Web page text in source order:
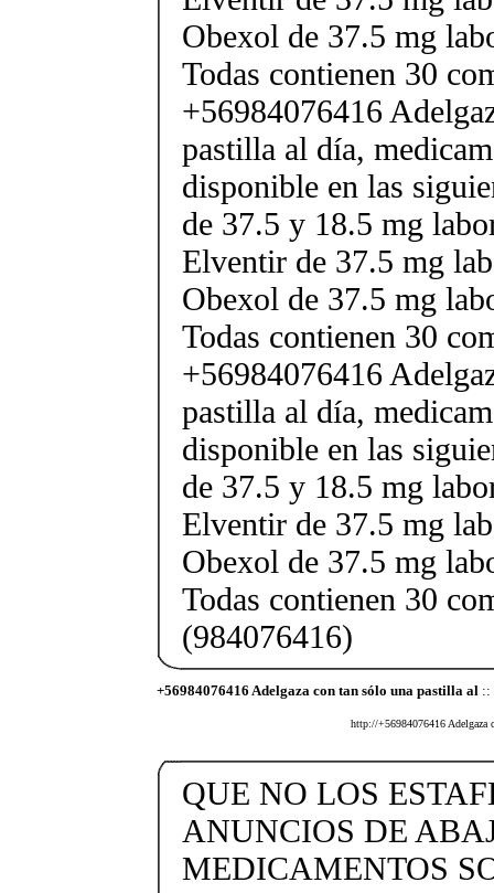
Obexol de 37.5 mg
Todas contienen 30
+56984076416
pastilla al día,
disponible en las
de 37.5 y 18.5 mg
Elventir de 37.5 mg
Obexol de 37.5 mg
Todas contienen 30
+56984076416
pastilla al día,
disponible en las
de 37.5 y 18.5 mg
Elventir de 37.5 mg
Obexol de 37.5 mg
Todas contienen 30
(984076416)
+56984076416 Adelgaza con tan sólo una pastilla al ::
http://+56984076416 Adelgaza
QUE NO LOS
ANUNCIOS DE
MEDICAMENTOS